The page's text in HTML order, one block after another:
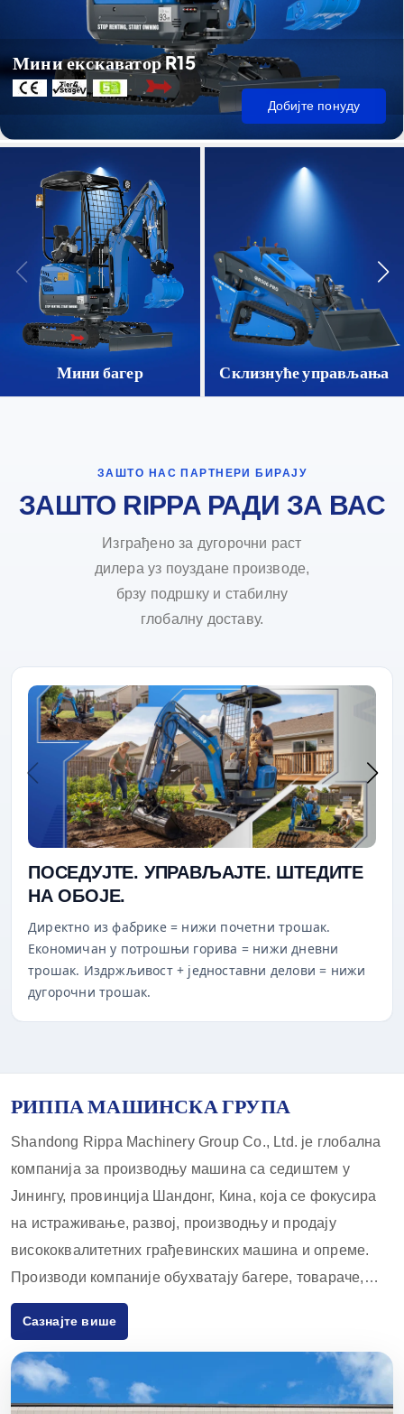
Мини екскаватор R15
Добијте понуду
Мини багер Склизнуће управљања
ЗАШТО НАС ПАРТНЕРИ БИРАЈУ
ЗАШТО RIPPA РАДИ ЗА ВАС
Изграђено за дугорочни раст
дилера уз поуздане производе,
брзу подршку и стабилну
глобалну доставу.
ПОСЕДУЈТЕ. УПРАВЉАЈТЕ. ШТЕДИТЕ
НА ОБОЈЕ.
Директно из фабрике = нижи почетни трошак.
Економичан у потрошњи горива = нижи дневни
трошак. Издржљивост + једноставни делови = нижи
дугорочни трошак.
РИППА МАШИНСКА ГРУПА
Shandong Rippa Machinery Group Co., Ltd. је глобална
компанија за производњу машина са седиштем у
Јинингу, провинција Шандонг, Кина, која се фокусира
на истраживање, развој, производњу и продају
висококвалитетних грађевинских машина и опреме.
Производи компаније обухватају багере, товараче,
виљушкаре, скид-лодера и прибор за њих, који се
широко користе у пољопривреди, грађевинарству,
рударству и другим индустријама. Са иновативним
капацитетима за истраживање и развој и строгим
Сазнајте више